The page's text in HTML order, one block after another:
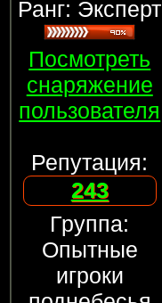
Ранг: Эксперт
Посмотреть
снаряжение
пользователя
Репутация:
243
Группа:
Опытные
игроки